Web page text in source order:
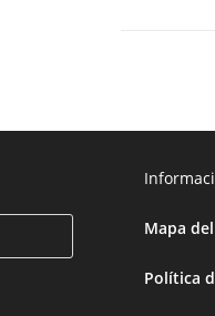
Mapa
Política